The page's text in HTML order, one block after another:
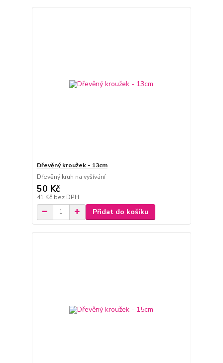
Dřevěný kroužek - 13cm
Dřevěný kruh na vyšívání
50 Kč
41 Kč bez DPH
Přidat do košíku